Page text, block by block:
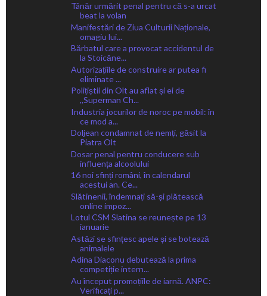
Tânăr urmărit penal pentru că s-a urcat
beat la volan
Manifestări de Ziua Culturii Naționale,
omagiu lui...
Bărbatul care a provocat accidentul de
la Stoicăne...
Autorizațiile de construire ar putea fi
eliminate ...
Polițiștii din Olt au aflat și ei de
,,Superman Ch...
Industria jocurilor de noroc pe mobil: în
ce mod a...
Doljean condamnat de nemți, găsit la
Piatra Olt
Dosar penal pentru conducere sub
influența alcoolului
16 noi sfinți români, în calendarul
acestui an. Ce...
Slătinenii, îndemnați să-și plătească
online impoz...
Lotul CSM Slatina se reunește pe 13
ianuarie
Astăzi se sfințesc apele și se botează
animalele
Adina Diaconu debutează la prima
competiție intern...
Au început promoțiile de iarnă. ANPC:
Verificați p...